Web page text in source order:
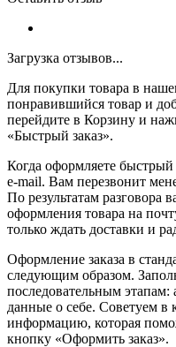
Загрузка отзывов...
Для покупки товара в
понравившийся товар и
перейдите в Корзину и
«Быстрый заказ».
Когда оформляете
e-mail. Вам перезвонит
По результатам разговора
оформления товара на
только ждать доставки и
Оформление заказа в
следующим образом.
последовательным этапам:
данные о себе. Советуем в
информацию, которая
кнопку «Оформить заказ».